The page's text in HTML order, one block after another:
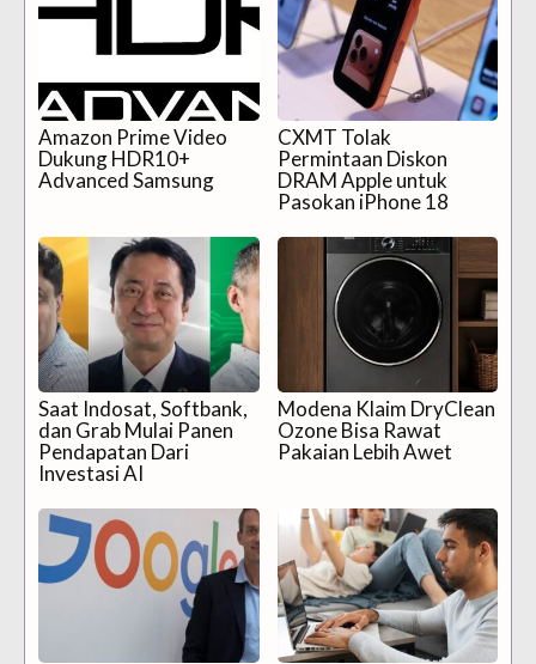
Amazon Prime Video
Dukung HDR10+
Advanced Samsung
CXMT Tolak
Permintaan Diskon
DRAM Apple untuk
Pasokan iPhone 18
Saat Indosat, Softbank,
dan Grab Mulai Panen
Pendapatan Dari
Investasi AI
Modena Klaim DryClean
Ozone Bisa Rawat
Pakaian Lebih Awet